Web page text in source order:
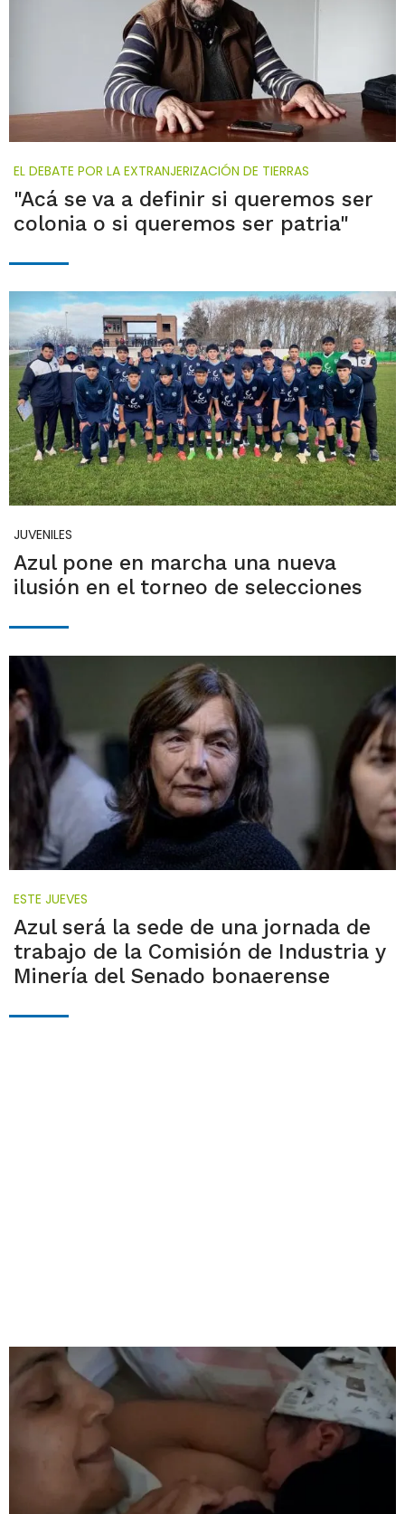
EL DEBATE POR LA EXTRANJERIZACIÓN DE TIERRAS
"Acá se va a definir si queremos ser
colonia o si queremos ser patria"
JUVENILES
Azul pone en marcha una nueva
ilusión en el torneo de selecciones
ESTE JUEVES
Azul será la sede de una jornada de
trabajo de la Comisión de Industria y
Minería del Senado bonaerense